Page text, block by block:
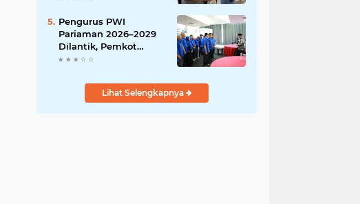
Pengurus PWI
Pariaman 2026–2029
Dilantik, Pemkot
Tekankan Sinergi dan
Lihat Selengkapnya